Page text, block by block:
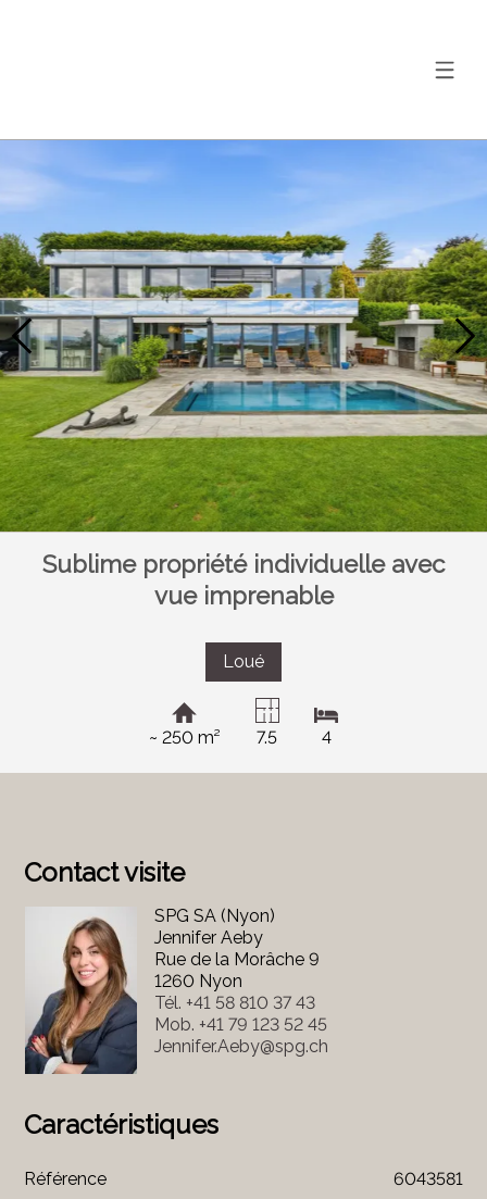
Sublime propriété individuelle avec
vue imprenable
Loué
~ 250 m² 7.5 4
Contact visite
SPG SA (Nyon)
Jennifer Aeby
Rue de la Morâche 9
1260 Nyon
Tél. +41 58 810 37 43
Mob. +41 79 123 52 45
Jennifer.Aeby@spg.ch
Caractéristiques
Référence 6043581